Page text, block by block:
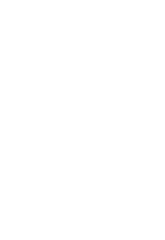
的。打着今天一